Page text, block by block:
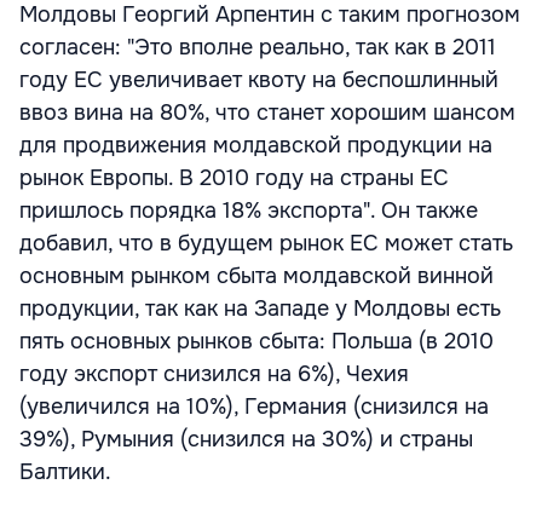
Молдовы Георгий Арпентин с таким прогнозом
согласен: "Это вполне реально, так как в 2011
году ЕС увеличивает квоту на беспошлинный
ввоз вина на 80%, что станет хорошим шансом
для продвижения молдавской продукции на
рынок Европы. В 2010 году на страны ЕС
пришлось порядка 18% экспорта". Он также
добавил, что в будущем рынок ЕС может стать
основным рынком сбыта молдавской винной
продукции, так как на Западе у Молдовы есть
пять основных рынков сбыта: Польша (в 2010
году экспорт снизился на 6%), Чехия
(увеличился на 10%), Германия (снизился на
39%), Румыния (снизился на 30%) и страны
Балтики.